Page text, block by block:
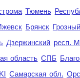
Тюмень
Брянск Грозный
Дзержинский респ.
область СПБ
Самарская обл.